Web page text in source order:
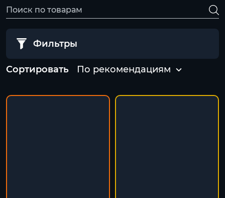
Фильтры
Сортировать По рекомендациям